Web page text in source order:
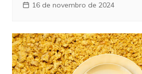
16 de novembro de 2024